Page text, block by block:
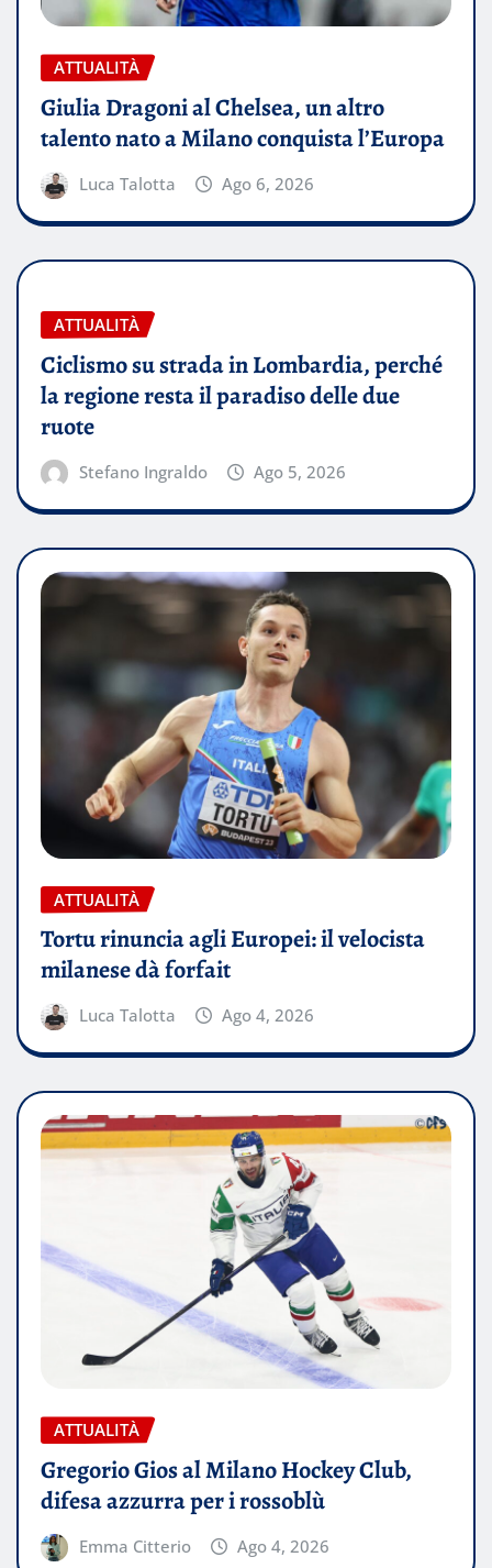
ATTUALITÀ
Giulia Dragoni al Chelsea, un altro
talento nato a Milano conquista l’Europa
Luca Talotta Ago 6, 2026
ATTUALITÀ
Ciclismo su strada in Lombardia, perché
la regione resta il paradiso delle due
ruote
Stefano Ingraldo Ago 5, 2026
ATTUALITÀ
Tortu rinuncia agli Europei: il velocista
milanese dà forfait
Luca Talotta Ago 4, 2026
ATTUALITÀ
Gregorio Gios al Milano Hockey Club,
difesa azzurra per i rossoblù
Emma Citterio Ago 4, 2026